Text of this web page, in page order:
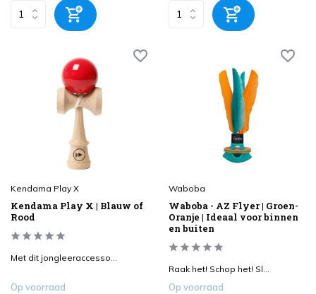
Kendama Play X
Kendama Play X | Blauw of
Rood
Met dit jongleeraccesso...
Op voorraad
Waboba
Waboba - AZ Flyer | Groen-
Oranje | Ideaal voor binnen
en buiten
Raak het! Schop het! Sl...
Op voorraad